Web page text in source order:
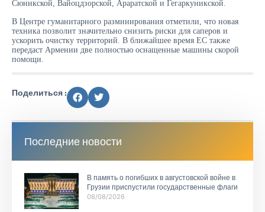
Сюникской, Вайоцдзорской, Араратской и Гегаркуникской.
В Центре гуманитарного разминирования отметили, что новая
техника позволит значительно снизить риски для саперов и
ускорить очистку территорий. В ближайшее время ЕС также
передаст Армении две полностью оснащенные машины скорой
помощи.
Поделиться :
Последние новости
В память о погибших в августовской войне в
Грузии приспустили государственные флаги
08/08/2026